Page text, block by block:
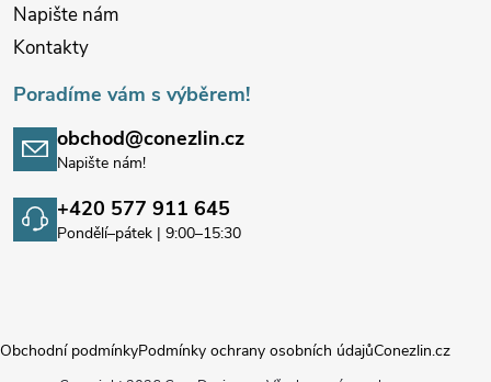
Napište nám
Kontakty
Poradíme vám s výběrem!
obchod@conezlin.cz
Napište nám!
+420 577 911 645
Pondělí–pátek | 9:00–15:30
Obchodní podmínkyPodmínky ochrany osobních údajůConezlin.cz